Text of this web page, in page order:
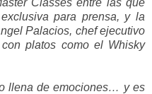
para prensa, y la
Palacios, chef ejecutivo
platos como el Whisky
llena de emociones… y es